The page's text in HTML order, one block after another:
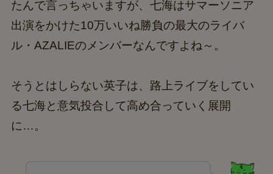
たんで言っちゃいますが、七海はサマーソニア
出演をかけた10万いいね勝負の最大のライバ
ル・AZALIEのメンバーなんですよね～。
そうとはしらない英子は、路上ライブをしてい
る七海と意気投合して高め合っていく展開
に…。